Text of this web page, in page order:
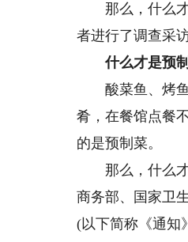
那么，什么才
者进行了调查采访
什么才是预制
酸菜鱼、烤鱼
肴，在餐馆点餐
的是预制菜。
那么，什么才
商务部、国家卫
(以下简称《通知